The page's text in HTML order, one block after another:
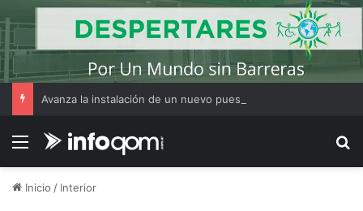
Menú
Inicio / Interior